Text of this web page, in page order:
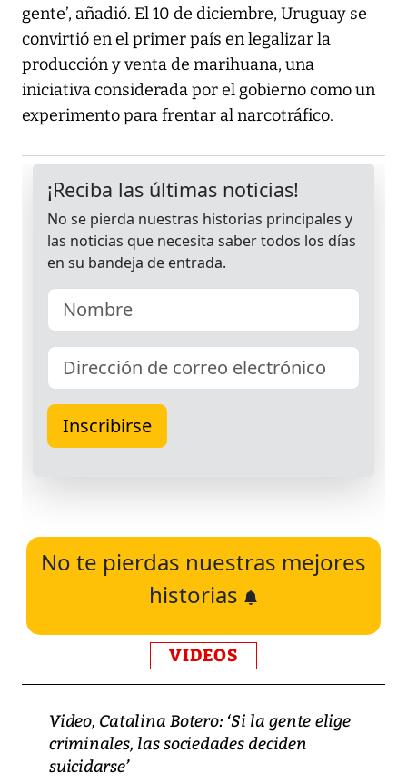
gente’, añadió. El 10 de diciembre, Uruguay se
convirtió en el primer país en legalizar la
producción y venta de marihuana, una
iniciativa considerada por el gobierno como un
experimento para frentar al narcotráfico.
No te pierdas nuestras mejores
historias
VIDEOS
Video, Catalina Botero: ‘Si la gente elige
criminales, las sociedades deciden
suicidarse’